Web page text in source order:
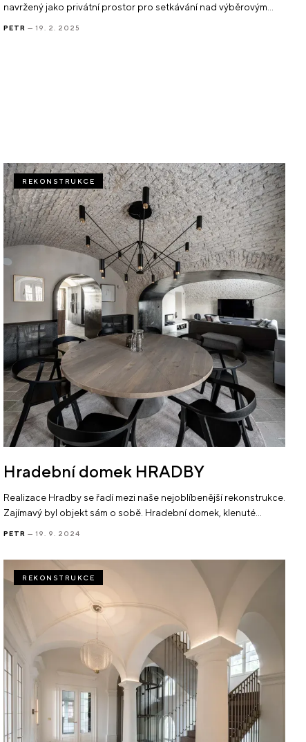
navržený jako privátní prostor pro setkávání nad výběrovým…
PETR — 19. 2. 2025
REKONSTRUKCE
Hradební domek HRADBY
Realizace Hradby se řadí mezi naše nejoblíbenější rekonstrukce.
Zajímavý byl objekt sám o sobě. Hradební domek, klenuté…
PETR — 19. 9. 2024
REKONSTRUKCE